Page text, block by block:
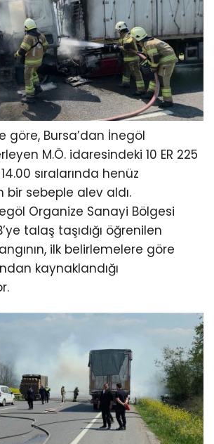
göre, Bursa’dan İnegöl
M.Ö. idaresindeki 10 ER 225
sıralarında henüz
bir sebeple alev aldı.
Organize Sanayi Bölgesi
talaş taşıdığı öğrenilen
ilk belirlemelere göre
kaynaklandığı